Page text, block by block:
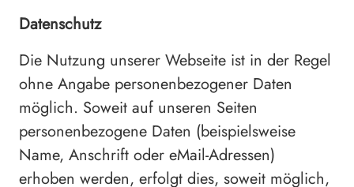
Datenschutz
Die Nutzung unserer Webseite ist in der Regel
ohne Angabe personenbezogener Daten
möglich. Soweit auf unseren Seiten
personenbezogene Daten (beispielsweise
Name, Anschrift oder eMail-Adressen)
erhoben werden, erfolgt dies, soweit möglich,